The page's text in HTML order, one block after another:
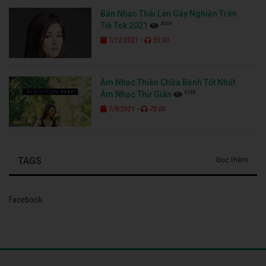
Bản Nhạc Thái Lan Gây Nghiện Trên
Tik Tok 2021
4959
1/12/2021 - 55:00
Âm Nhạc Thiền Chữa Bệnh Tốt Nhất
Âm Nhạc Thư Giãn
4188
1/9/2021 - 70:00
TAGS Đọc thêm
Facebook